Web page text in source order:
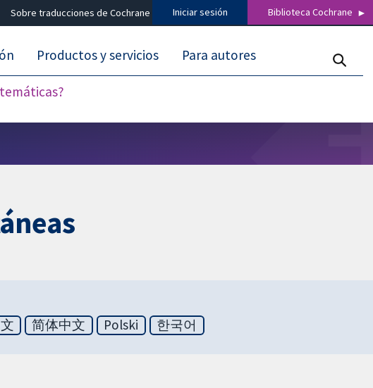
Sobre traducciones de Cochrane Iniciar sesión Biblioteca Cochrane
Productos y servicios Para autores
简体中文 Polski 한국어